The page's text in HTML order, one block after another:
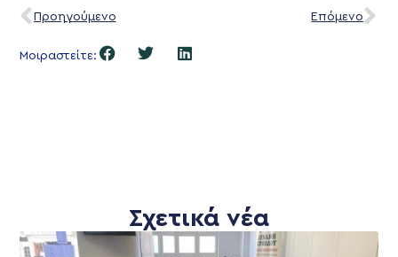
Προηγούμενο Επόμενο
Μοιραστείτε:
Σχετικά νέα